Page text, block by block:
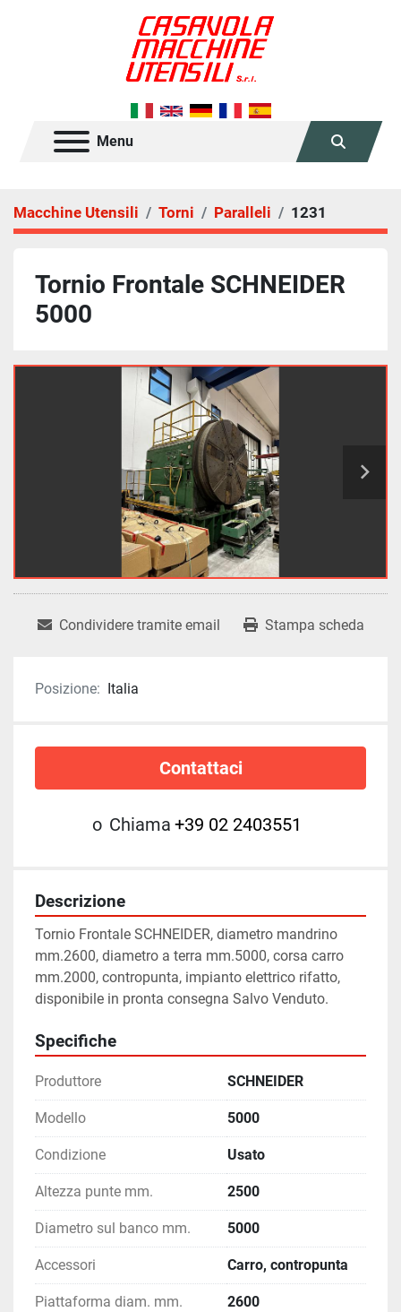
Menu
Cerca
Macchine Utensili Torni Paralleli 1231
Tornio Frontale SCHNEIDER
5000
Condividere tramite email Stampa scheda
Posizione: Italia
Contattaci
o Chiama +39 02 2403551
Descrizione
Tornio Frontale SCHNEIDER, diametro mandrino
mm.2600, diametro a terra mm.5000, corsa carro
mm.2000, contropunta, impianto elettrico rifatto,
disponibile in pronta consegna Salvo Venduto.
Specifiche
Produttore SCHNEIDER
Modello 5000
Condizione Usato
Altezza punte mm. 2500
Diametro sul banco mm. 5000
Accessori Carro, contropunta
Piattaforma diam. mm. 2600